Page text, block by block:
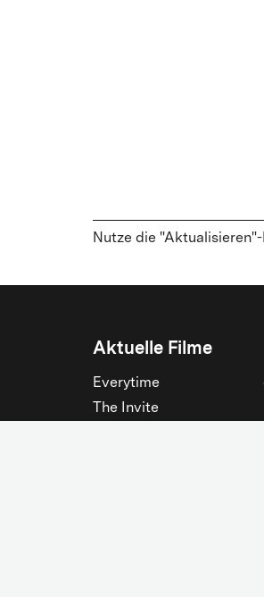
Nutze die
Aktuelle Filme
Everytime
The Invite